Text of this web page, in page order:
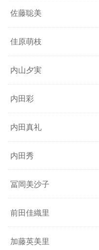
佐藤聡美
佳原萌枝
内山夕実
内田彩
内田真礼
内田秀
冨岡美沙子
前田佳織里
加藤英美里